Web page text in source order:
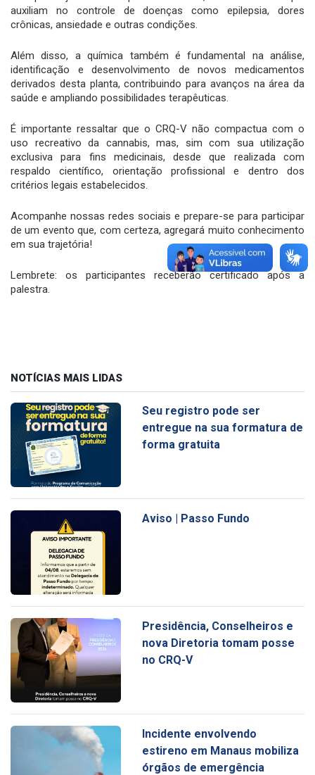
auxiliam no controle de doenças como epilepsia, dores
crônicas, ansiedade e outras condições.
Além disso, a química também é fundamental na análise,
identificação e desenvolvimento de novos medicamentos
derivados desta planta, contribuindo para avanços na área da
saúde e ampliando possibilidades terapêuticas.
É importante ressaltar que o CRQ-V não compactua com o
uso recreativo da cannabis, mas, sim com sua utilização
exclusiva para fins medicinais, desde que realizada com
respaldo científico, orientação profissional e dentro dos
critérios legais estabelecidos.
Acompanhe nossas redes sociais e prepare-se para participar
de um evento que, com certeza, agregará muito conhecimento
em sua trajetória!
Lembrete: os participantes receberão certificado após a
palestra.
NOTÍCIAS MAIS LIDAS
Seu registro pode ser
entregue na sua formatura de
forma gratuita
Aviso | Passo Fundo
Presidência, Conselheiros e
nova Diretoria tomam posse
no CRQ-V
Incidente envolvendo
estireno em Manaus mobiliza
órgãos de emergência